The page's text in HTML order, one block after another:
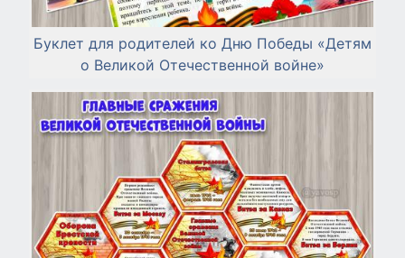
Буклет для родителей ко Дню Победы «Детям
о Великой Отечественной войне»